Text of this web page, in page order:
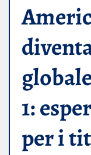
1:
per i